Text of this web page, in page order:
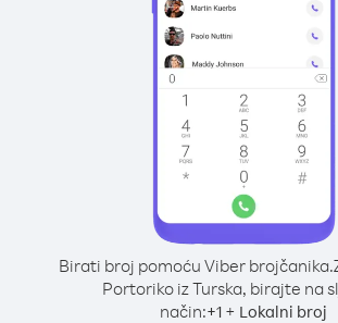
Birati broj pomoću Viber brojčanika.
Portoriko iz Turska, birajte na
način:+1 + Lokalni broj